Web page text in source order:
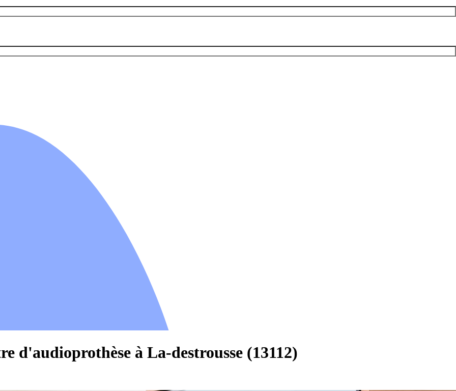
d'audioprothèse à La-destrousse (13112)